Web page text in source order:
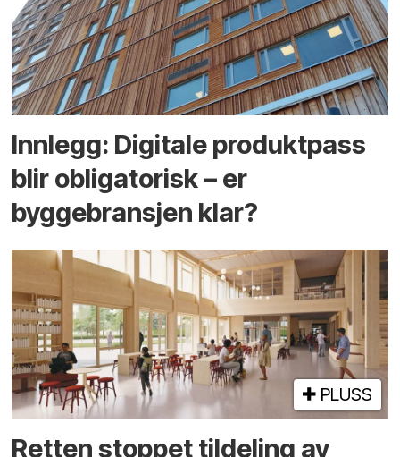
Innlegg: Digitale produktpass
blir obligatorisk – er
byggebransjen klar?
PLUSS
Retten stoppet tildeling av